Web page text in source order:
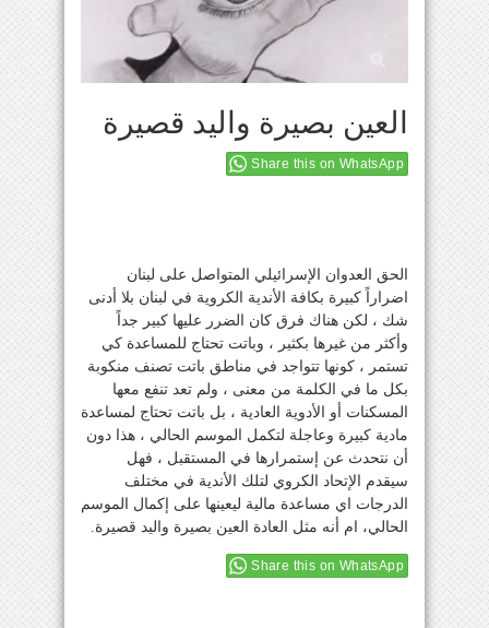
العين بصيرة واليد قصيرة
Share this on WhatsApp
الحق العدوان الإسرائيلي المتواصل على لبنان
اضراراً كبيرة بكافة الأندية الكروية في لبنان بلا أدنى
شك ، لكن هناك فرق كان الضرر عليها كبير جداً
وأكثر من غيرها بكثير ، وباتت تحتاج للمساعدة كي
تستمر ، كونها تتواجد في مناطق باتت تصنف منكوبة
بكل ما في الكلمة من معنى ، ولم تعد تنفع معها
المسكنات أو الأدوية العادية ، بل باتت تحتاج لمساعدة
مادية كبيرة وعاجلة لتكمل الموسم الحالي ، هذا دون
أن نتحدث عن إستمرارها في المستقبل ، فهل
سيقدم الإتحاد الكروي لتلك الأندية في مختلف
الدرجات اي مساعدة مالية ليعينها على إكمال الموسم
الحالي، ام أنه مثل العادة العين بصيرة واليد قصيرة.
Share this on WhatsApp